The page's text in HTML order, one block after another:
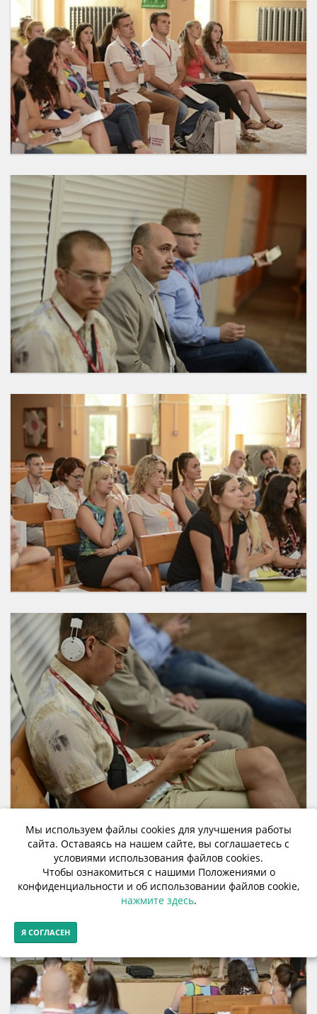
Мы используем файлы cookies для улучшения работы
сайта. Оставаясь на нашем сайте, вы соглашаетесь с
условиями использования файлов cookies.
Чтобы ознакомиться с нашими Положениями о
конфиденциальности и об использовании файлов cookie,
нажмите здесь.
Я СОГЛАСЕН